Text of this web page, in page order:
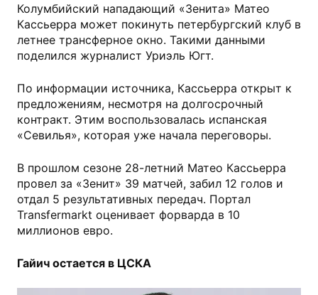
Колумбийский нападающий «Зенита» Матео
Кассьерра может покинуть петербургский клуб в
летнее трансферное окно. Такими данными
поделился журналист Уриэль Югт.
По информации источника, Кассьерра открыт к
предложениям, несмотря на долгосрочный
контракт. Этим воспользовалась испанская
«Севилья», которая уже начала переговоры.
В прошлом сезоне 28-летний Матео Кассьерра
провел за «Зенит» 39 матчей, забил 12 голов и
отдал 5 результативных передач. Портал
Transfermarkt оценивает форварда в 10
миллионов евро.
Гайич остается в ЦСКА